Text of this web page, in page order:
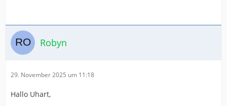
Robyn
29. November 2025 um 11:18
Hallo Uhart,